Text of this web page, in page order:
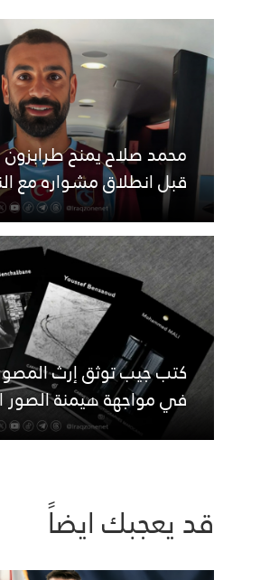
محمد صلاح يمنح
قبل انطلاق مشواره مع
كتب جيب توثق إرث
في مواجهة هيمنة الصور
قد يعجبك ايضاً